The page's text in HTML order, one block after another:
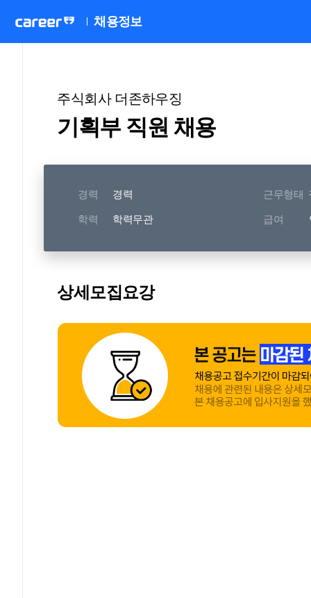
채용정보
주식회사 더존하우징
기획부 직원 채용
경력 경력 근무형태
학력 학력무관 급여
상세모집요강